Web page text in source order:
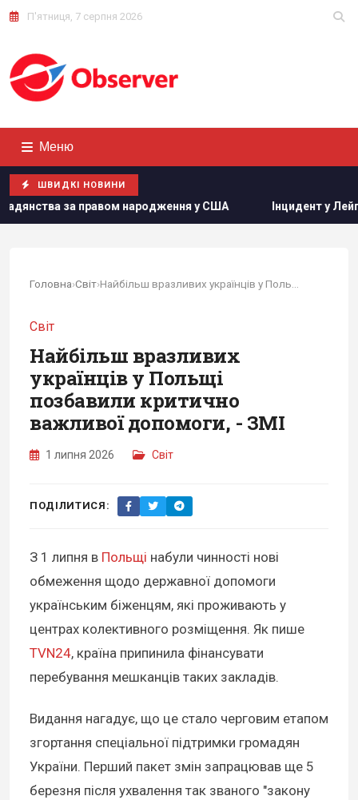
П'ятниця, 7 серпня 2026
Меню
ШВИДКІ НОВИНИ
у США Інцидент у Лейпцигу: у Німеччині
Головна›Світ›
Світ
Найбільш вразливих
українців у Польщі
позбавили критично
важливої допомоги, - ЗМІ
1 липня 2026 Світ
ПОДІЛИТИСЯ:
З 1 липня в Польщі набули чинності нові
обмеження щодо державної допомоги
українським біженцям, які проживають у
центрах колективного розміщення. Як пише
TVN24, країна припинила фінансувати
перебування мешканців таких закладів.
Видання нагадує, що це стало черговим етапом
згортання спеціальної підтримки громадян
України. Перший пакет змін запрацював ще 5
березня після ухвалення так званого "закону